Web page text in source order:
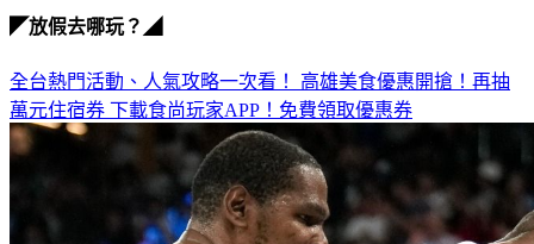
萬元住宿券下載食尚玩家APP！免費領取優惠券